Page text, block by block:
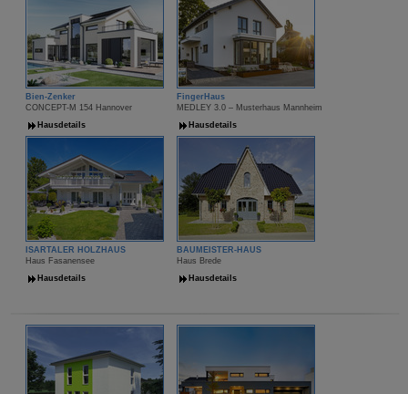
Bien-Zenker
CONCEPT-M 154 Hannover
Hausdetails
FingerHaus
MEDLEY 3.0 – Musterhaus Mannheim
Hausdetails
ISARTALER HOLZHAUS
Haus Fasanensee
Hausdetails
BAUMEISTER-HAUS
Haus Brede
Hausdetails